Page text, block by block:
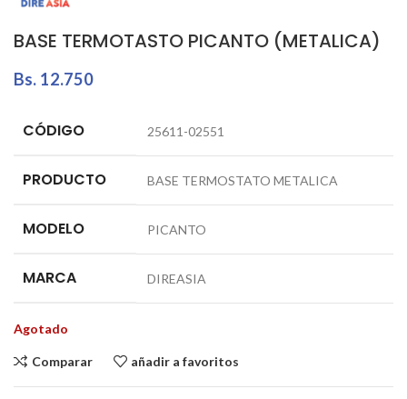
BASE TERMOTASTO PICANTO (METALICA)
Bs. 12.750
CÓDIGO 25611-02551
PRODUCTO BASE TERMOSTATO METALICA
MODELO PICANTO
MARCA DIREASIA
Agotado
Comparar añadir a favoritos